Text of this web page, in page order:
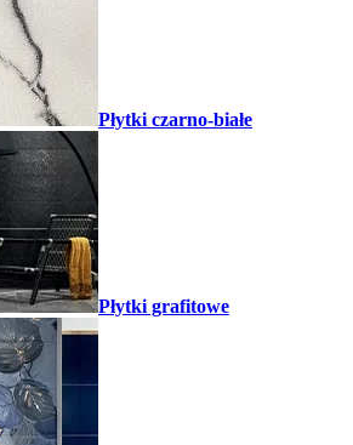
Płytki czarno-białe
Płytki grafitowe